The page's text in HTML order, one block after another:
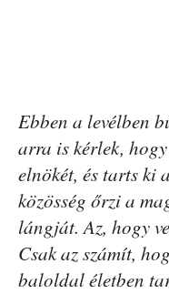
Ebben a levélben
arra is kérlek,
elnökét, és tarts ki
közösség őrzi a
lángját. Az, hogy
Csak az számít,
baloldal életben